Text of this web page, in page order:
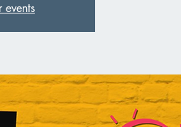
events